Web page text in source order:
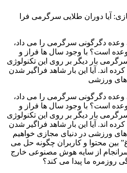
وعده دگرگونی سرگرمی را می داد،
وعده است؟ با وجود سال ها فراز و
بار دیگر بر روی این تکنولوژی
اند. آیا این بار شاهد فراگیر شدن
ورزشی
وعده دگرگونی سرگرمی را می داد،
وعده است؟ با وجود سال ها فراز و
بار دیگر بر روی این تکنولوژی
اند. آیا این بار شاهد فراگیر شدن
ورزشی در دنیای مجازی خواهیم
بین محتوا و کاربران چگونه حل می
از سایه هوش مصنوعی خارج
روزمره ما پیدا می کند؟